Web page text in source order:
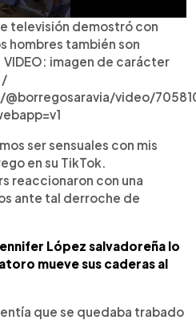
televisión demostró con
hombres también son
imagen de carácter
/
video/
ser sensuales con mis
en su TikTok.
reaccionaron con una
ante tal derroche de
López salvadoreña lo
mueve sus caderas al
que se quedaba trabado